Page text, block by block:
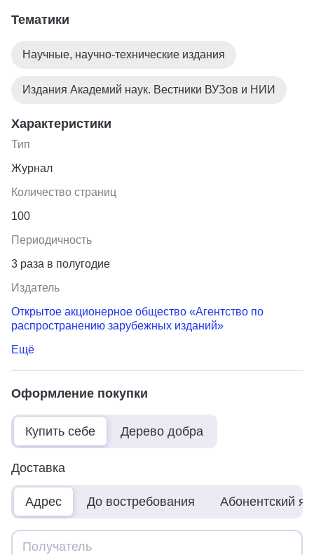
физика, физика атомного ядра и связанные с ней
конденсированных сред, физика низких температур и
Тематики
Научные, научно-технические издания
Издания Академий наук. Вестники ВУЗов и НИИ
Характеристики
Тип
Журнал
Количество страниц
100
Периодичность
3 раза в полугодие
Издатель
Открытое акционерное общество «Агентство по
распространению зарубежных изданий»
Ещё
Оформление покупки
Купить себе Дерево добра
Доставка
Адрес До востребования Абонентский